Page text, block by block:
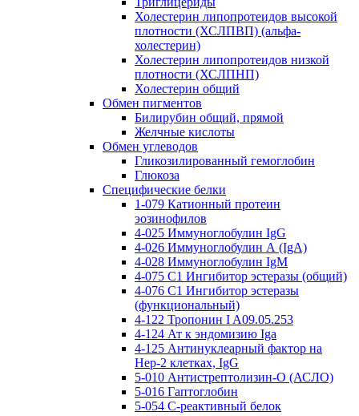
Холестерин липопротеидов высокой
плотности (ХСЛПВП) (альфа-
холестерин)
Холестерин липопротеидов низкой
плотности (ХСЛПНП)
Холестерин общий
Обмен пигментов
Билирубин общий, прямой
Желчные кислоты
Обмен углеводов
Гликозилированный гемоглобин
Глюкоза
Специфические белки
1-079 Катионный протеин
эозинофилов
4-025 Иммуноглобулин IgG
4-026 Иммуноглобулин А (IgA)
4-028 Иммуноглобулин IgM
4-075 С1 Ингибитор эстеразы (общий)
4-076 С1 Ингибитор эстеразы
(функциональный)
4-122 Тропонин I A09.05.253
4-124 Ат к эндомизию Iga
4-125 Антинуклеарный фактор на
Нер-2 клетках, IgG
5-010 Антистрептолизин-О (АСЛО)
5-016 Гаптоглобин
5-054 С-реактивный белок